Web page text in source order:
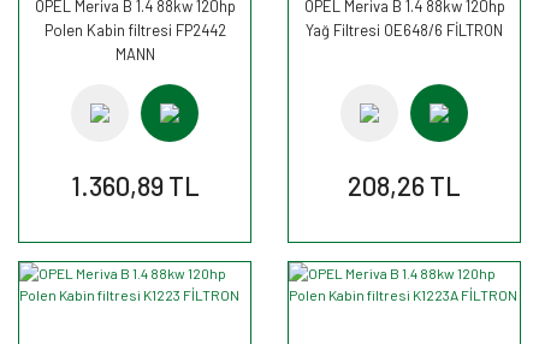
OPEL Meriva B 1.4 88kw 120hp
Polen Kabin filtresi FP2442
MANN
1.360,89 TL
OPEL Meriva B 1.4 88kw 120hp
Yağ Filtresi OE648/6 FİLTRON
208,26 TL